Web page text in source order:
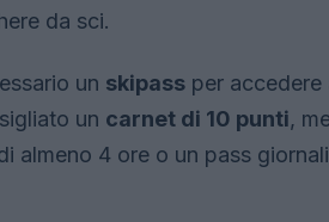
da sci.
un skipass per accedere
un carnet di 10 punti,
almeno 4 ore o un pass